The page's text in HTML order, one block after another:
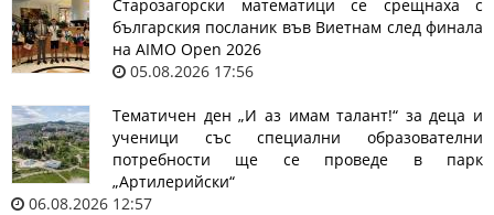
Старозагорски математици се срещнаха с
българския посланик във Виетнам след финала
на AIMO Open 2026
05.08.2026 17:56
Тематичен ден „И аз имам талант!“ за деца и
ученици със специални образователни
потребности ще се проведе в парк
„Артилерийски“
06.08.2026 12:57